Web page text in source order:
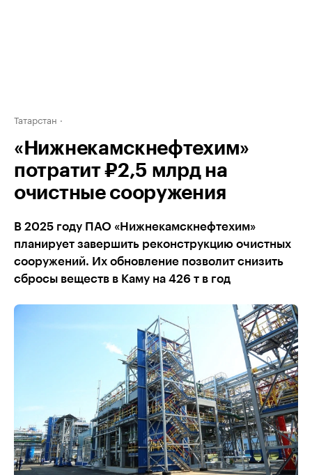
Татарстан
«Нижнекамскнефтехим»
потратит ₽2,5 млрд на
очистные сооружения
В 2025 году ПАО «Нижнекамскнефтехим»
планирует завершить реконструкцию очистных
сооружений. Их обновление позволит снизить
сбросы веществ в Каму на 426 т в год